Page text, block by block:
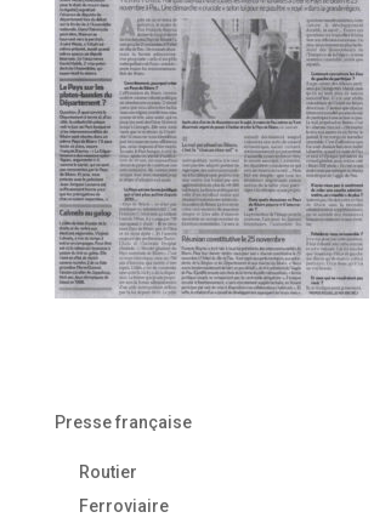
Presse française
Routier
Ferroviaire